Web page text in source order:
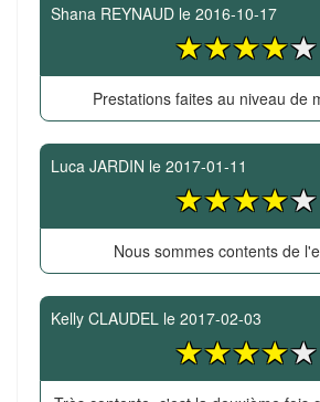
Shana REYNAUD le 2016-10-17
Prestations faites au niveau de
Luca JARDIN le 2017-01-11
Nous sommes contents de
Kelly CLAUDEL le 2017-02-03